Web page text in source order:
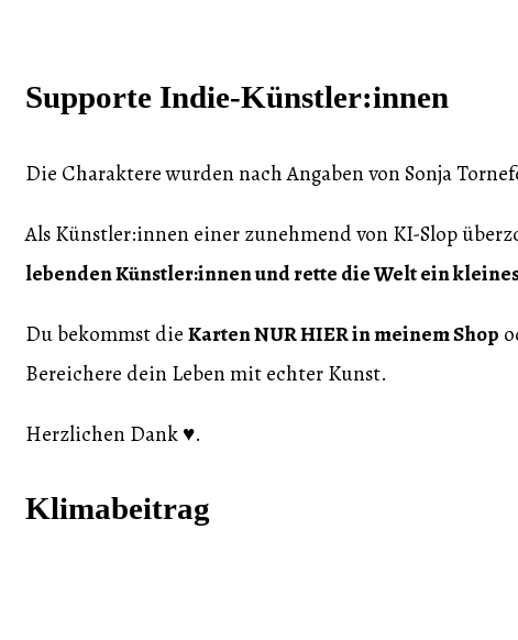
Supporte Indie-Künstler:innen
Die Charaktere wurden nach Angaben von Sonja
Als Künstler:innen einer zunehmend von KI-Slop
lebenden Künstler:innen und rette die Welt ein
Du bekommst dieKarten NUR HIER in meinem Shop
Bereichere dein Leben mit echter Kunst.
Herzlichen Dank ♥️.
Klimabeitrag